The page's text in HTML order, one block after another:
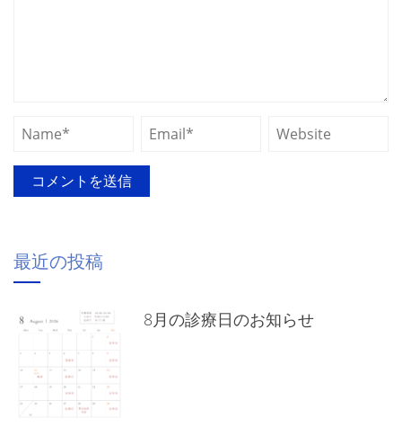
最近の投稿
8月の診療日のお知らせ